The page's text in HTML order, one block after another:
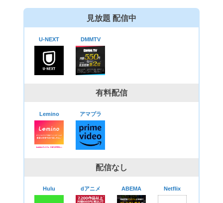
見放題 配信中
U-NEXT DMMTV
有料配信
Lemino アマプラ
配信なし
Hulu dアニメ ABEMA Netflix